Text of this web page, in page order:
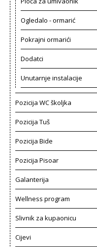
Ogledalo - ormarić
Pokrajni ormarići
Dodatci
Unutarnje instalacije
Pozicija WC školjka
Pozicija Tuš
Pozicija Bide
Pozicija Pisoar
Galanterija
Wellness program
Slivnik za kupaonicu
Cijevi